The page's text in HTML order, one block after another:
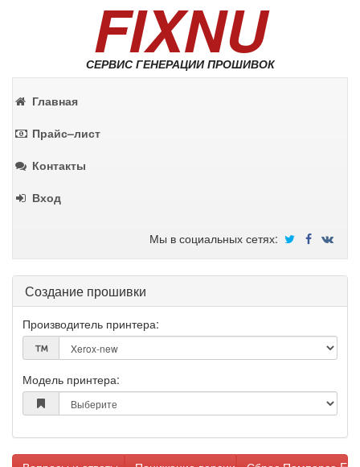
FIXNU
СЕРВИС ГЕНЕРАЦИИ ПРОШИВОК
Главная
Прайс–лист
Контакты
Вход
Мы в социальных сетях:
Создание прошивки
Производитель принтера:
Модель принтера: